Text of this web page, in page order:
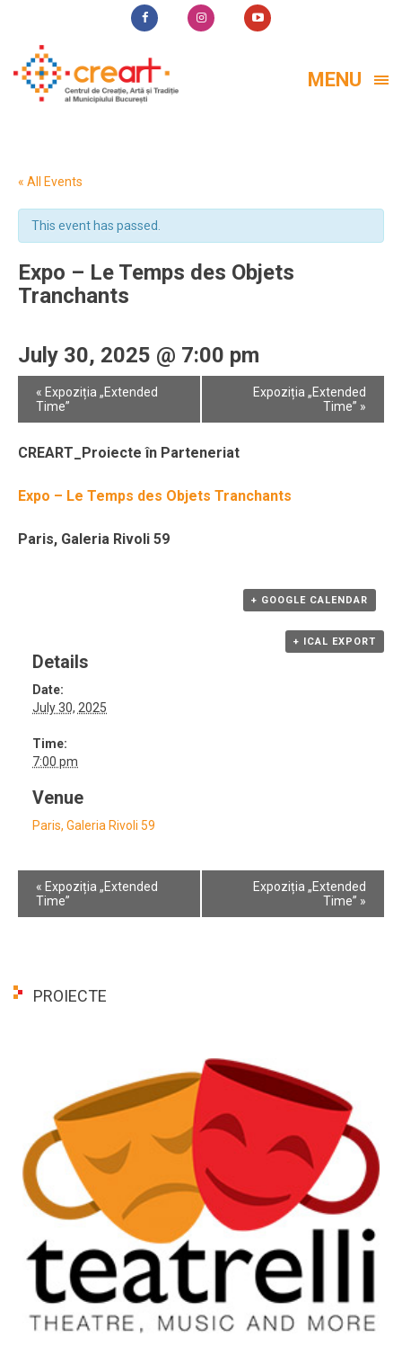
MENU
« All Events
This event has passed.
Expo – Le Temps des Objets
Tranchants
July 30, 2025 @ 7:00 pm
Event
Navigation
« Expoziția „Extended
Time”
Expoziția „Extended
Time” »
CREART_Proiecte în Parteneriat
Expo – Le Temps des Objets Tranchants
Paris, Galeria Rivoli 59
+ GOOGLE CALENDAR
+ ICAL EXPORT
Details
Date:
July 30, 2025
Time:
7:00 pm
Venue
Paris, Galeria Rivoli 59
Event
Navigation
« Expoziția „Extended
Time”
Expoziția „Extended
Time” »
PROIECTE